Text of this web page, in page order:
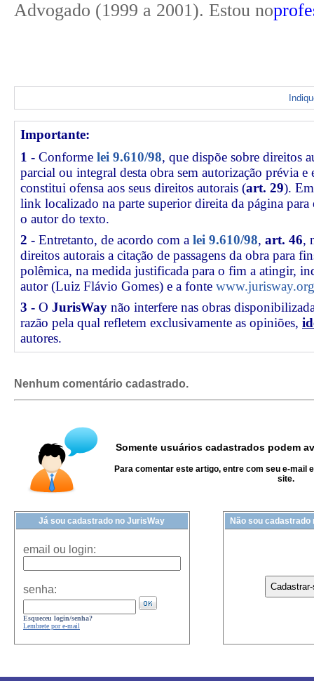
Advogado (1999 a 2001). Estou no
Importante:
1 - Conforme lei 9.610/98, que dispõe sobre direitos
parcial ou integral desta obra sem autorização prévia e
constitui ofensa aos seus direitos autorais (art. 29).
link localizado na parte superior direita da página
o autor do texto.
2 - Entretanto, de acordo com a lei 9.610/98, art. 46,
direitos autorais a citação de passagens da obra para
polêmica, na medida justificada para o fim a atingir,
autor (Luiz Flávio Gomes) e a fonte
3 - O JurisWay não interfere nas obras
razão pela qual refletem exclusivamente as opiniões,
autores.
Nenhum comentário cadastrado.
Somente usuários cadastrados podem
Para comentar este artigo, entre com seu e-mail
site.
Já sou cadastrado no JurisWay
email ou login:
senha:
Esqueceu login/senha?
Lembrete por e-mail
Não sou cadastrado